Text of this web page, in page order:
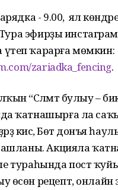
- 9.00, ә ял
Тура эфирҙы
ҡарарға мөмкин:
zariadka_fencing.
“Сәләмәт булыу –
ҡатнашырға ла
кисә, Бөтә донъя
башланы. Акцияла
тураһында пост
өсөн рецепт, онлайн